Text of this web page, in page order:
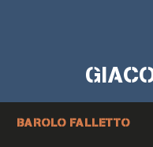
BAROLO FALLETTO